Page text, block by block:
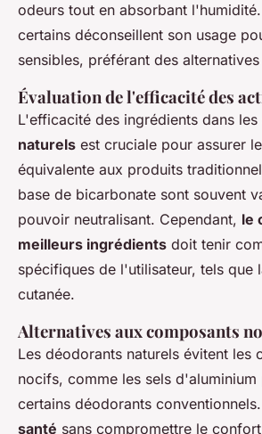
odeurs tout en absorbant
certains déconseillent son usage
sensibles, préférant des
Évaluation de l'efficacité des
L'efficacité des ingrédients dans les
naturels est cruciale pour assurer
équivalente aux produits
base de bicarbonate sont souvent
pouvoir neutralisant. Cependant, le
meilleurs ingrédients doit tenir
spécifiques de l'utilisateur, tels que
cutanée.
Alternatives aux composants
Les déodorants naturels évitent les
nocifs, comme les sels d'aluminium
certains déodorants
santé sans compromettre le